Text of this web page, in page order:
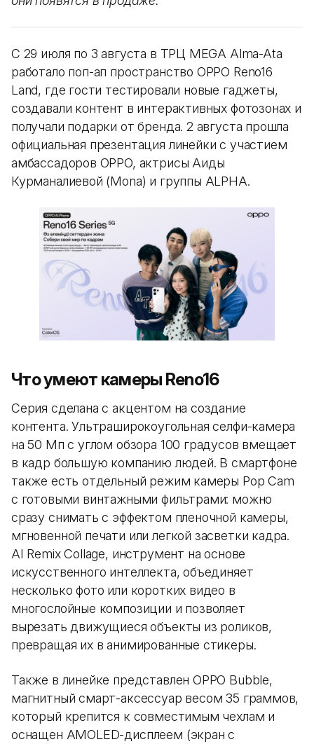
С 29 июля по 3 августа в ТРЦ MEGA Alma-Ata
работало поп-ап пространство OPPO Reno16
Land, где гости тестировали новые гаджеты,
создавали контент в интерактивных фотозонах и
получали подарки от бренда. 2 августа прошла
официальная презентация линейки с участием
амбассадоров OPPO, актрисы Аиды
Курманалиевой (Mona) и группы ALPHA.
Что умеют камеры Reno16
Серия сделана с акцентом на создание
контента. Ультраширокоугольная селфи-камера
на 50 Мп с углом обзора 100 градусов вмещает
в кадр большую компанию людей. В смартфоне
также есть отдельный режим камеры Pop Cam
с готовыми винтажными фильтрами: можно
сразу снимать с эффектом пленочной камеры,
мгновенной печати или легкой засветки кадра.
AI Remix Collage, инструмент на основе
искусственного интеллекта, объединяет
несколько фото или коротких видео в
многослойные композиции и позволяет
вырезать движущиеся объекты из роликов,
превращая их в анимированные стикеры.
Также в линейке представлен OPPO Bubble,
магнитный смарт-аксессуар весом 35 граммов,
который крепится к совместимым чехлам и
оснащен AMOLED-дисплеем (экран с